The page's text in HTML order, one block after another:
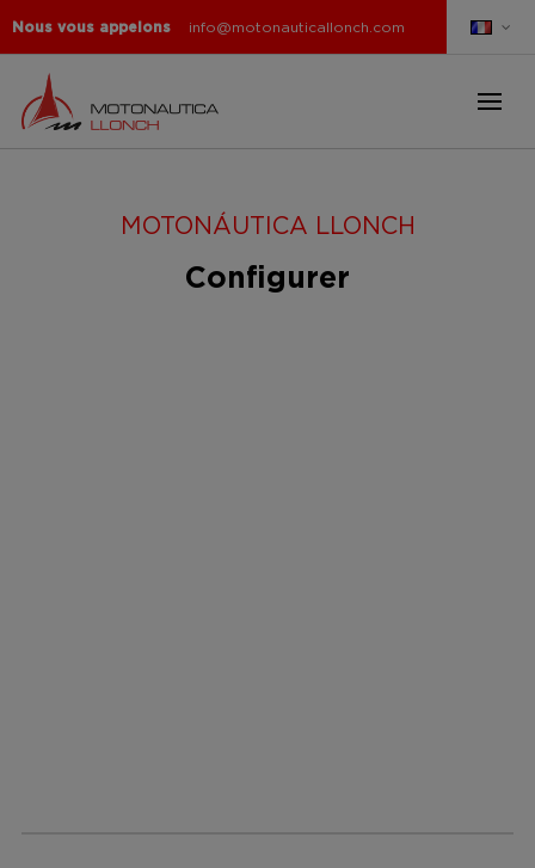
Nous vous appelons info@motonauticallonch.com
MOTONÁUTICA LLONCH
Configurer